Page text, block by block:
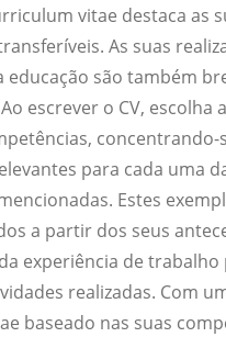
vitae destaca as
As suas
educação são também
escrever o CV, escolha
concentrando-
para cada uma
Estes
a partir dos seus
experiência de trabalho
realizadas. Com
baseado nas suas